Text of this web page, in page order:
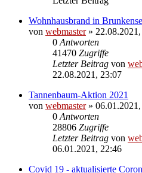
Wohnhausbrand in
von webmaster»
0 Antworten
41470 Zugriffe
Letzter Beitrag von
22.08.2021, 23:07
Tannenbaum-Aktion 2021
von webmaster»
0 Antworten
28806 Zugriffe
Letzter Beitrag von
06.01.2021, 22:46
Covid 19 - aktualisierte